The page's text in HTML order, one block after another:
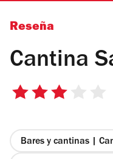
Reseña
Cantina
3
estrellas
Bares y cantinas |